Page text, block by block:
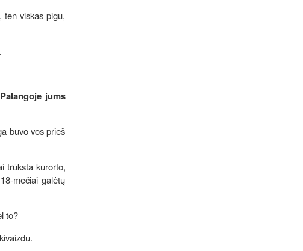
viskas pigu,
jums
buvo vos prieš
trūksta kurorto,
mečiai galėtų
to?